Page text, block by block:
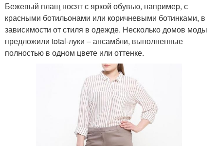
Бежевый плащ носят с яркой обувью, например, с
красными ботильонами или коричневыми ботинками, в
зависимости от стиля в одежде. Несколько домов моды
предложили total-луки – ансамбли, выполненные
полностью в одном цвете или оттенке.